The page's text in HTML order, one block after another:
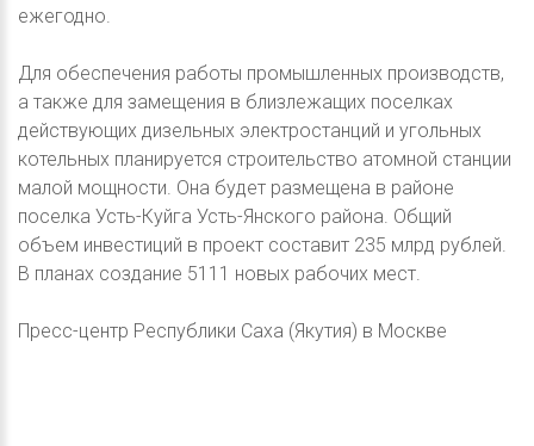
ежегодно.
Для обеспечения работы промышленных производств,
а также для замещения в близлежащих поселках
действующих дизельных электростанций и угольных
котельных планируется строительство атомной станции
малой мощности. Она будет размещена в районе
поселка Усть-Куйга Усть-Янского района. Общий
объем инвестиций в проект составит 235 млрд рублей.
В планах создание 5111 новых рабочих мест.
Пресс-центр Республики Саха (Якутия) в Москве